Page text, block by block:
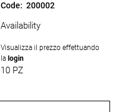
Code: 200002
Availability
Visualizza il prezzo effettuando
la login
10 PZ